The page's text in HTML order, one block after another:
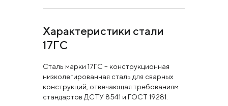
Характеристики стали
17ГС
Сталь марки 17ГС – конструкционная
низколегированная сталь для сварных
конструкций, отвечающая требованиям
стандартов ДСТУ 8541 и ГОСТ 19281.